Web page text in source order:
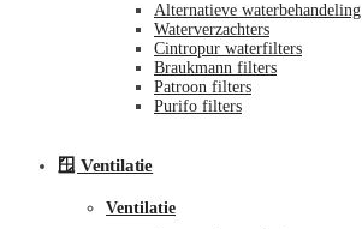
Alternatieve waterbehandeling
Waterverzachters
Cintropur waterfilters
Braukmann filters
Patroon filters
Purifo filters
🪟 Ventilatie
Ventilatie